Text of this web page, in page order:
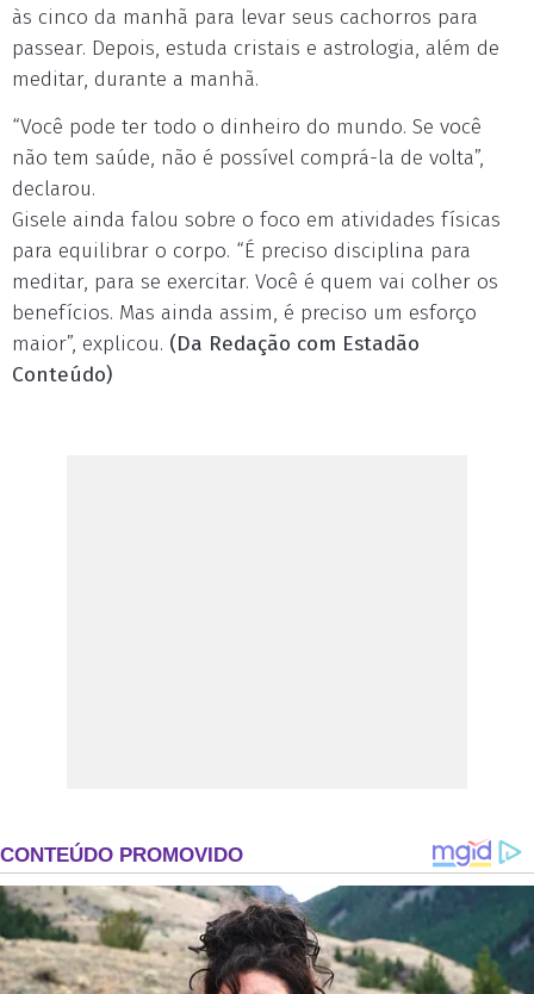
às cinco da manhã para levar seus cachorros para
passear. Depois, estuda cristais e astrologia, além de
meditar, durante a manhã.
“Você pode ter todo o dinheiro do mundo. Se você
não tem saúde, não é possível comprá-la de volta”,
declarou.
Gisele ainda falou sobre o foco em atividades físicas
para equilibrar o corpo. “É preciso disciplina para
meditar, para se exercitar. Você é quem vai colher os
benefícios. Mas ainda assim, é preciso um esforço
maior”, explicou. (Da Redação com Estadão
Conteúdo)